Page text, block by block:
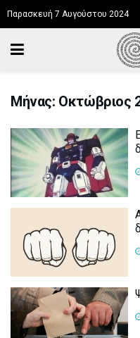
Παρασκευή 7 Αυγούστου 2024
Μήνας: Οκτώβριος